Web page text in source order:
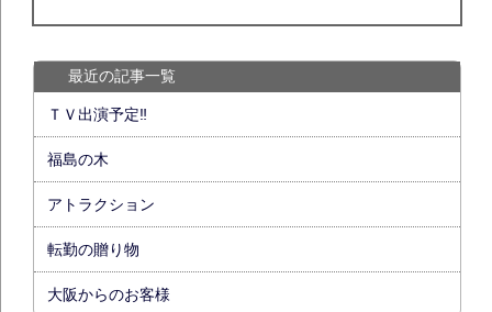
最近の記事一覧
ＴＶ出演予定‼
福島の木
アトラクション
転勤の贈り物
大阪からのお客様